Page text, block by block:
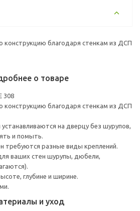
конструкцию благодаря стенкам из ДСП
о товаре
308
конструкцию благодаря стенкам из ДСП
на дверцу без шурупов,
и помыть.
требуются разные виды креплений.
ваших стен шурупы, дюбели,
глубине и ширине.
и уход